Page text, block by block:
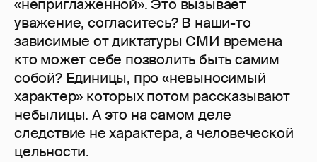
«неприглаженной». Это вызывает
уважение, согласитесь? В наши-то
зависимые от диктатуры СМИ времена
кто может себе позволить быть самим
собой? Единицы, про «невыносимый
характер» которых потом рассказывают
небылицы. А это на самом деле
следствие не характера, а человеческой
цельности.